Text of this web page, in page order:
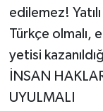
edilemez!
Türkçe olmalı,
yetisi
İNSAN
UYULMALI